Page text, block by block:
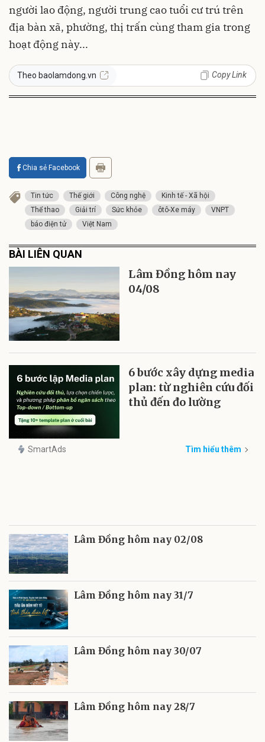
người lao động, người trung cao tuổi cư trú trên
địa bàn xã, phường, thị trấn cùng tham gia trong
hoạt động này...
Theo baolamdong.vn Copy Link
Chia sẻ Facebook
Tin tức Thế giới Công nghệ
Kinh tế - Xã hội
Thể thao
Giải trí Sức khỏe ôtô-Xe máy
VNPT
báo điện tử
Việt Nam
BÀI LIÊN QUAN
Lâm Đồng hôm nay
04/08
6 bước xây dựng media
plan: từ nghiên cứu đối
thủ đến đo lường
SmartAds Tìm hiểu thêm
Lâm Đồng hôm nay 02/08
Lâm Đồng hôm nay 31/7
Lâm Đồng hôm nay 30/07
Lâm Đồng hôm nay 28/7